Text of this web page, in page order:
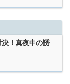
決！真夜中の誘